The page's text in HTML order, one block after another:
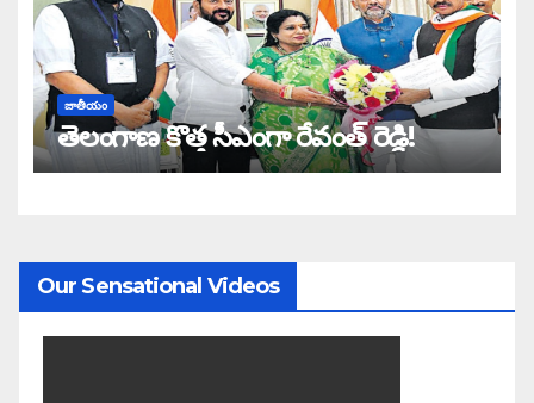
జాతీయం
తెలంగాణ కొత్త సీఎంగా రేవంత్ రెడ్డి!
Our Sensational Videos